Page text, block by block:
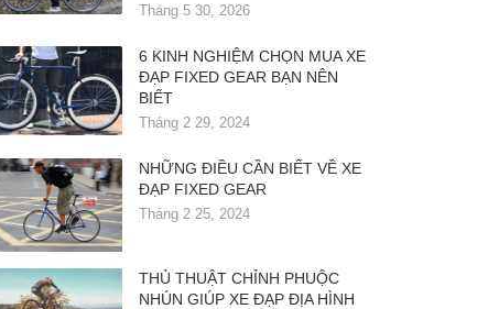
Tháng 5 30, 2026
6 KINH NGHIỆM CHỌN MUA XE
ĐẠP FIXED GEAR BẠN NÊN
BIẾT
Tháng 2 29, 2024
NHỮNG ĐIỀU CẦN BIẾT VỀ XE
ĐẠP FIXED GEAR
Tháng 2 25, 2024
THỦ THUẬT CHỈNH PHUỘC
NHÚN GIÚP XE ĐẠP ĐỊA HÌNH